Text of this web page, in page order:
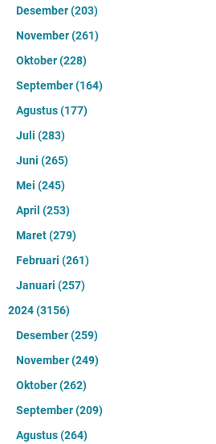
Desember(203)
November(261)
Oktober(228)
September(164)
Agustus(177)
Juli (283)
Juni (265)
Mei (245)
April (253)
Maret(279)
Februari (261)
Januari (257)
2024(3156)
Desember(259)
November(249)
Oktober(262)
September(209)
Agustus(264)